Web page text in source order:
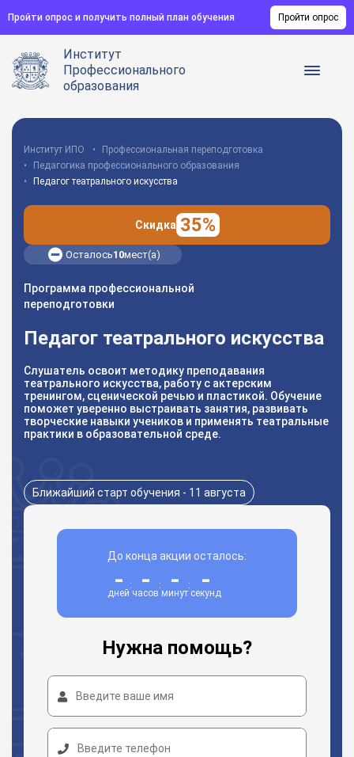
Пройти опрос и получить полный план обучения Пройти опрос
Институт
Профессионального
образования
Институт ИПО
Профессиональная переподготовка
Педагогика профессионального образования
Педагог театрального искусства
Скидка 35%
Осталось10мест(а)
Программа профессиональной
переподготовки
Педагог театрального искусства
Слушатель освоит методику преподавания
театрального искусства, работу с актерским
тренингом, сценической речью и пластикой. Обучение
поможет уверенно выстраивать занятия, развивать
творческие навыки учеников и применять театральные
практики в образовательной среде.
Ближайший старт обучения - 11 августа
До конца акции осталось:
-
дней
: -
часов
: -
минут
: -
секунд
Нужна помощь?